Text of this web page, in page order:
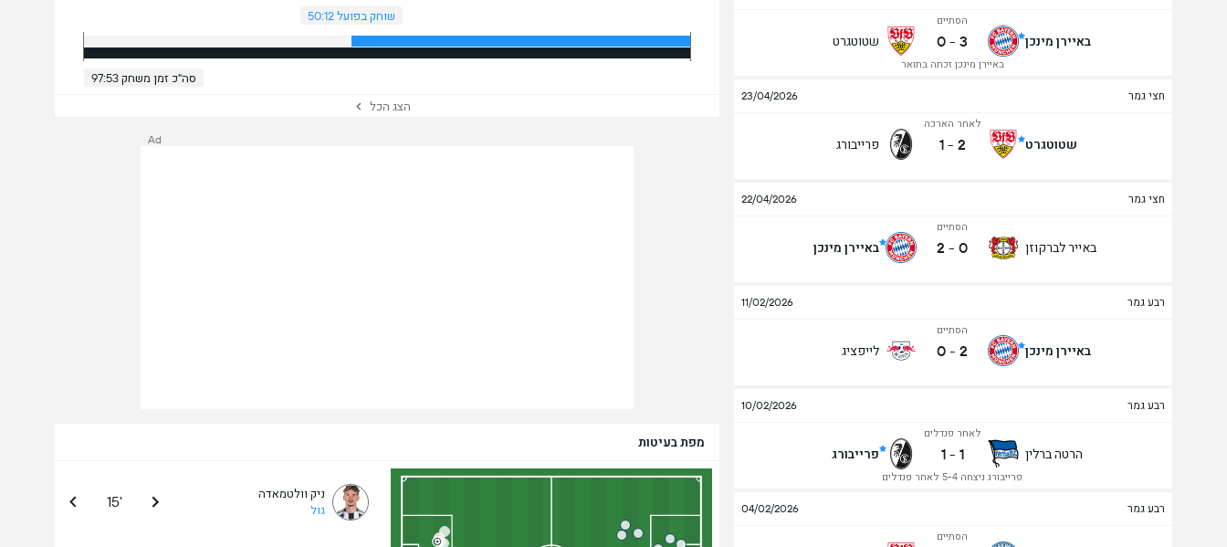
באיירן מינכן
הסתיים
3
-
0
באיירן מינכן זכתה בתואר
שטוטגרט
חצי גמר 23/04/2026
שטוטגרט
לאחר הארכה
2
-
1 פרייבורג
חצי גמר 22/04/2026
באייר לברקוזן
הסתיים
0
-
2 באיירן מינכן
רבע גמר 11/02/2026
באיירן מינכן
הסתיים
2
-
0 לייפציג
רבע גמר 10/02/2026
הרטה ברלין
לאחר פנדלים
1
-
1
פרייבורג ניצחה 5-4 לאחר פנדלים
פרייבורג
רבע גמר 04/02/2026
הסתיים
שוחק בפועל 50:12
סה"כ זמן משחק 97:53
הצג הכל
מפת בעיטות
ניק וולטמאדה
גול 15'
Ad